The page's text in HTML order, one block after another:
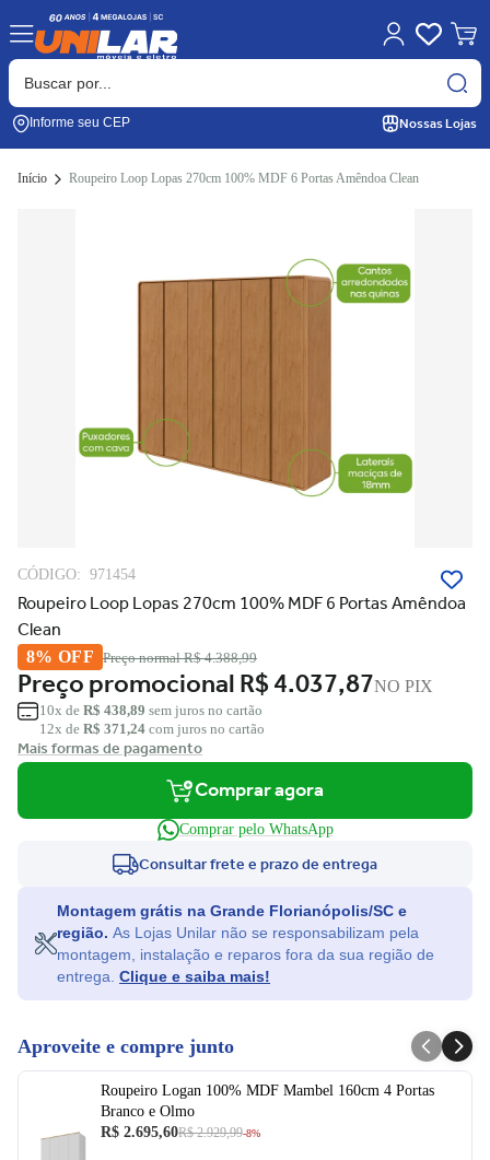
Informe seu CEP Nossas Lojas
Início Roupeiro Loop Lopas 270cm 100% MDF 6 Portas Amêndoa Clean
CÓDIGO: 971454
Roupeiro Loop Lopas 270cm 100% MDF 6 Portas Amêndoa
Clean
8% OFF Preço normalR$ 4.388,99
Preço promocionalR$ 4.037,87NO PIX
10x de R$ 438,89 sem juros no cartão
12x de R$ 371,24 com juros no cartão
Mais formas de pagamento
Comprar agora
Comprar pelo WhatsApp
Consultar frete e prazo de entrega
Montagem grátis na Grande Florianópolis/SC e
região.
montagem, instalação e reparos fora da sua região de
entrega. Clique e saiba mais!
Aproveite e compre junto
Roupeiro Logan 100% MDF Mambel 160cm 4 Portas
Branco e Olmo
R$ 2.695,60R$ 2.929,99-8%